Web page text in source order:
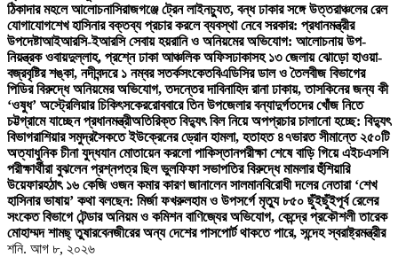
ঠিকাদার মহলে আলোচনাসিরাজগঞ্জে ট্রেন লাইনচ্যুত, বন্ধ ঢাকার সঙ্গে উত্তরাঞ্চলের রেল
যোগাযোগশেখ হাসিনার বক্তব্য প্রচার করলে ব্যবস্থা নেবে সরকার: প্রধানমন্ত্রীর
উপদেষ্টাআইআরসি-ইআরসি সেবায় হয়রানি ও অনিয়মের অভিযোগ: আলোচনায় উপ-
নিয়ন্ত্রক ওবায়দুল্লাহ, প্রশ্নে ঢাকা আঞ্চলিক অফিসঢাকাসহ ১৩ জেলায় ঝোড়ো হাওয়া-
বজ্রবৃষ্টির শঙ্কা, নদীবন্দরে ১ নম্বর সতর্কসংকেতবিএডিসির ডাল ও তৈলবীজ বিভাগের
পিডির বিরুদ্ধে অনিয়মের অভিযোগ, তদন্তের দাবিনাহিদ রানা ঢাকায়, তাসকিনের জন্য কী
‘ওষুধ’ অস্ট্রেলিয়ার চিকিৎসকেররোববারে তিন উপজেলার বন্যাদুর্গতদের খোঁজ নিতে
চট্টগ্রামে যাচ্ছেন প্রধানমন্ত্রীঅতিরিক্ত বিদ্যুৎ বিল নিয়ে অপপ্রচার চালানো হচ্ছে: বিদ্যুৎ
বিভাগরাশিয়ার সমুদ্রসৈকতে ইউক্রেনের ড্রোন হামলা, হতাহত ৪৭ভারত সীমান্তে ২৫০টি
অত্যাধুনিক চীনা যুদ্ধযান মোতায়েন করলো পাকিস্তানপরীক্ষা শেষে বাড়ি গিয়ে এইচএসসি
পরীক্ষার্থীরা বুঝলেন প্রশ্নপত্র ছিল ভুলফিফা সভাপতির বিরুদ্ধে মামলার হুঁশিয়ারি
উয়েফারহঠাৎ ১৬ কেজি ওজন কমার কারণ জানালেন সালমানবিরোধী দলের নেতারা ‘শেখ
হাসিনার ভাষায়’ কথা বলছেন: মির্জা ফখরুলহাম ও উপসর্গে মৃত্যু ৮৫০ ছুঁইছুঁইপূর্ব রেলের
সংকেত বিভাগে টেন্ডার অনিয়ম ও কমিশন বাণিজ্যের অভিযোগ, কেন্দ্রে প্রকৌশলী তারেক
মোহাম্মদ শামছ্ তুষারবেনজীরের অন্য দেশের পাসপোর্ট থাকতে পারে, সন্দেহ স্বরাষ্ট্রমন্ত্রীর
শনি. আগ ৮, ২০২৬